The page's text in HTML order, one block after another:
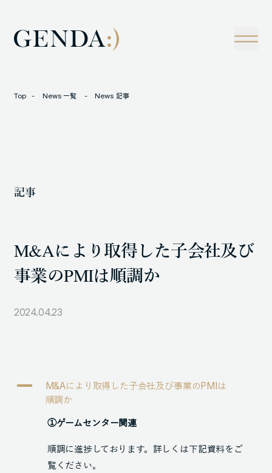
経営理念
インタビュー
トラックレコード
LOCATION
東京都港区東新橋1-9-1 東京汐留ビルディング6階
NOTE (GENDA_JP)
X (@GENDA_JP)
プライバシーポリシー
Top News 一覧 News 記事
記事
M&Aにより取得した子会社及び
事業のPMIは順調か
2024.04.23
A
M&Aにより取得した子会社及び事業のPMIは
順調か
①ゲームセンター関連
順調に進捗しております。詳しくは下記資料をご
覧ください。